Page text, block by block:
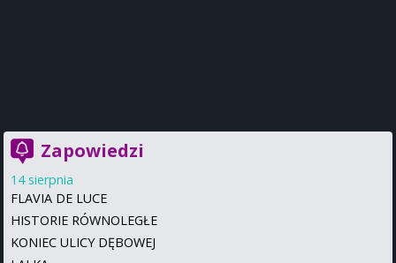
Zapowiedzi
14 sierpnia
FLAVIA DE LUCE
HISTORIE RÓWNOLEGŁE
KONIEC ULICY DĘBOWEJ